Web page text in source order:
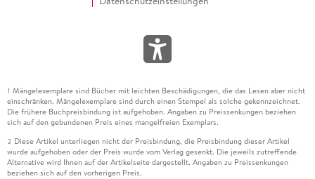
1 Mängelexemplare sind Bücher mit leichten Beschädigungen, die das Lesen aber nicht
einschränken. Mängelexemplare sind durch einen Stempel als solche gekennzeichnet.
Die frühere Buchpreisbindung ist aufgehoben. Angaben zu Preissenkungen beziehen
sich auf den gebundenen Preis eines mangelfreien Exemplars.
2 Diese Artikel unterliegen nicht der Preisbindung, die Preisbindung dieser Artikel
wurde aufgehoben oder der Preis wurde vom Verlag gesenkt. Die jeweils zutreffende
Alternative wird Ihnen auf der Artikelseite dargestellt. Angaben zu Preissenkungen
beziehen sich auf den vorherigen Preis.